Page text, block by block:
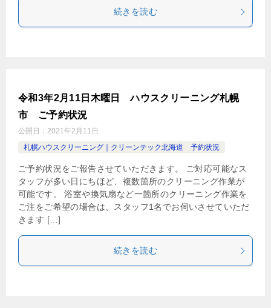
続きを読む
令和3年2月11日木曜日 ハウスクリーニング札幌
市 ご予約状況
公開日： 2021年2月11日
札幌ハウスクリーニング｜クリーンテック北海道 予約状況
ご予約状況をご報告させていただきます。 ご対応可能なス
タッフが多い日にちほど、複数箇所のクリーニング作業が
可能です。 浴室や換気扇など一箇所のクリーニング作業を
ご注をご希望の場合は、スタッフ1名でお伺いさせていただ
きます […]
続きを読む